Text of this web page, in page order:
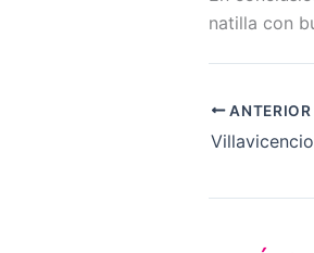
natilla con
ANTERIOR